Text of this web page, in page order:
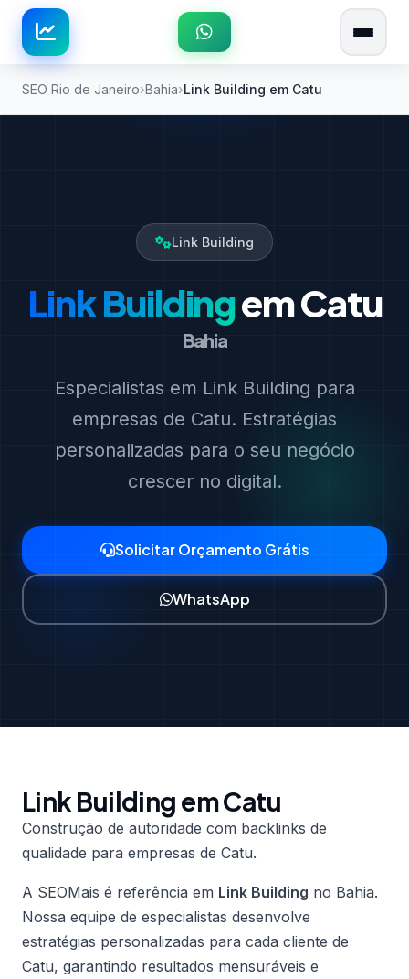
SEO Rio de Janeiro Bahia Link Building em Catu
Link Building
Link Buildingem Catu
Bahia
Especialistas em Link Building para
empresas de Catu. Estratégias
personalizadas para o seu negócio
crescer no digital.
Solicitar Orçamento Grátis
WhatsApp
Link Building em Catu
Construção de autoridade com backlinks de
qualidade para empresas de Catu.
A SEOMais é referência em Link Building no Bahia.
Nossa equipe de especialistas desenvolve
estratégias personalizadas para cada cliente de
Catu, garantindo resultados mensuráveis e